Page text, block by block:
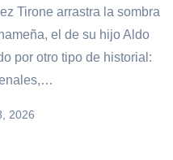
Tirone arrastra la sombra
el de su hijo Aldo
por otro tipo de historial:
2026